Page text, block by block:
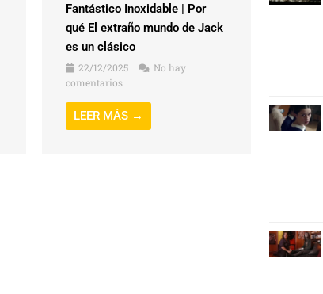
Fantástico Inoxidable | Por
qué El extraño mundo de Jack
es un clásico
22/12/2025
No hay
comentarios
LEER MÁS →